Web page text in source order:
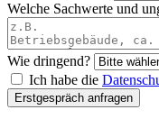
Welche Sachwerte und
Wie dringend?
Ich habe die
Erstgespräch anfragen